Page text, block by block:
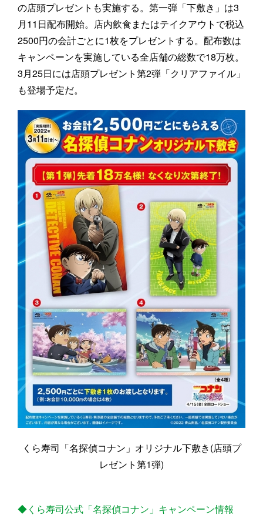
の店頭プレゼントも実施する。第一弾「下敷き」は3
月11日配布開始。店内飲食またはテイクアウトで税込
2500円の会計ごとに1枚をプレゼントする。配布数は
キャンペーンを実施している全店舗の総数で18万枚。
3月25日には店頭プレゼント第2弾「クリアファイル」
も登場予定だ。
くら寿司「名探偵コナン」オリジナル下敷き(店頭プ
レゼント第1弾)
◆くら寿司公式「名探偵コナン」キャンペーン情報